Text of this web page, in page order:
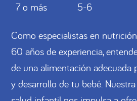
7 o más
5-6
Como especialistas en
60 años de experiencia,
de una alimentación adecuada
y desarrollo de tu bebé.